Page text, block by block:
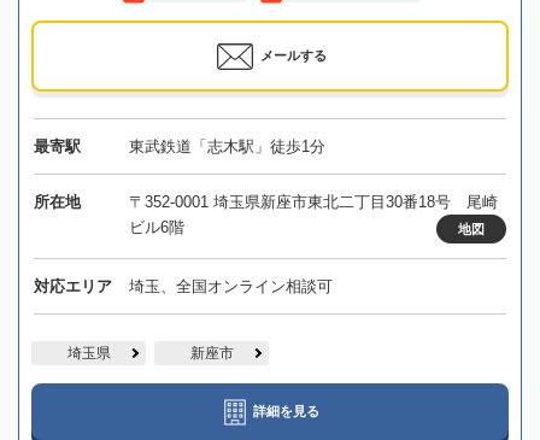
メールする
最寄駅 東武鉄道「志木駅」徒歩1分
所在地
〒352-0001 埼玉県新座市東北二丁目30番18号 尾崎
ビル6階
地図
対応エリア 埼玉、全国オンライン相談可
埼玉県 新座市
詳細を見る